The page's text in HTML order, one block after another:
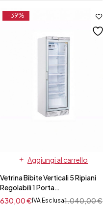
-39%
Aggiungi al carrello
Vetrina Bibite Verticali 5 Ripiani
Regolabili 1 Porta
Autochiudente 350 Lt625,99
1.040,00€
630,00€ IVA Esclusa